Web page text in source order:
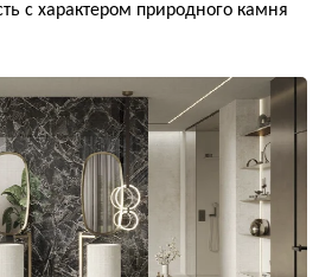
с характером природного камня